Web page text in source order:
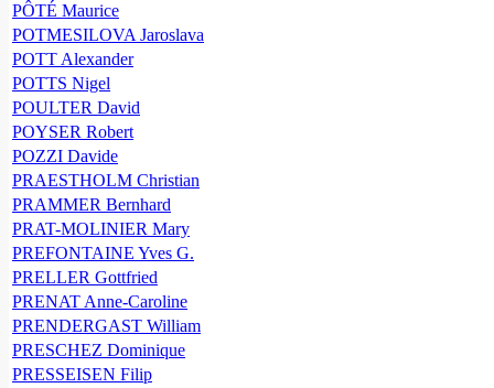
PÔTÉ Maurice
POTMESILOVA Jaroslava
POTT Alexander
POTTS Nigel
POULTER David
POYSER Robert
POZZI Davide
PRAESTHOLM Christian
PRAMMER Bernhard
PRAT-MOLINIER Mary
PREFONTAINE Yves G.
PRELLER Gottfried
PRENAT Anne-Caroline
PRENDERGAST William
PRESCHEZ Dominique
PRESSEISEN Filip